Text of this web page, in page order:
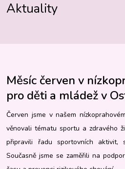
Aktuality
Měsíc červen v
pro děti a mládež v
Červen jsme v našem
věnovali tématu sportu a zdravého
připravili řadu sportovních aktivit,
Současně jsme se zaměřili na